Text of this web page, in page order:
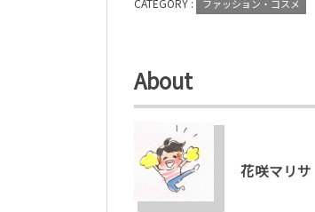
CATEGORY : ファッション・コスメ
About
花咲マリサ